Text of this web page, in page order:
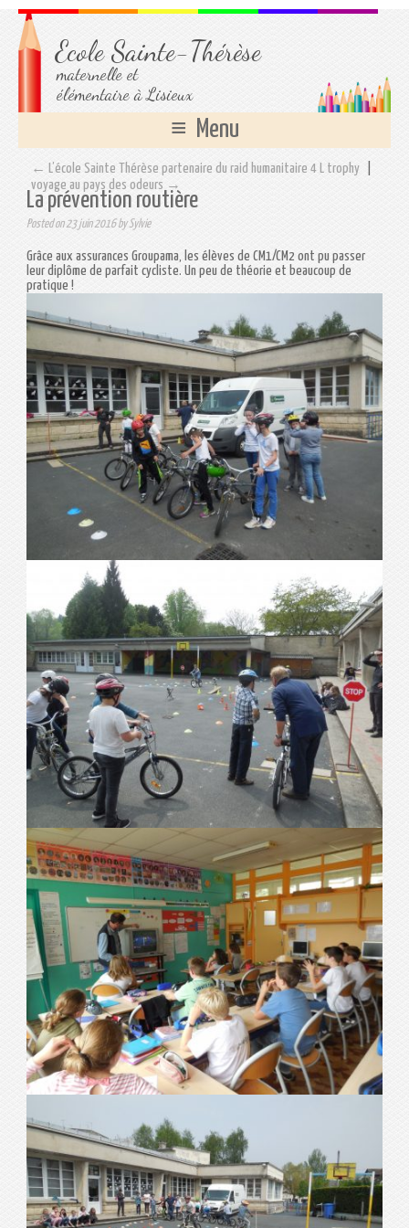
Ecole Sainte-Thérèse
maternelle et
élémentaire à Lisieux
Menu
← L’école Sainte Thérèse partenaire du raid humanitaire 4 L trophy
voyage au pays des odeurs →
La prévention routière
Posted on23 juin 2016 bySylvie
Grâce aux assurances Groupama, les élèves de CM1/CM2 ont pu passer
leur diplôme de parfait cycliste. Un peu de théorie et beaucoup de
pratique !